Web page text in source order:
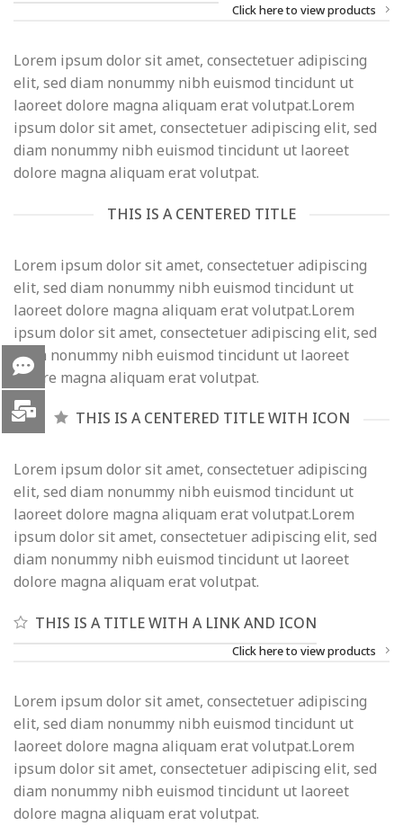
Click here to view products
Lorem ipsum dolor sit amet, consectetuer adipiscing
elit, sed diam nonummy nibh euismod tincidunt ut
laoreet dolore magna aliquam erat volutpat.Lorem
ipsum dolor sit amet, consectetuer adipiscing elit, sed
diam nonummy nibh euismod tincidunt ut laoreet
dolore magna aliquam erat volutpat.
THIS IS A CENTERED TITLE
Lorem ipsum dolor sit amet, consectetuer adipiscing
elit, sed diam nonummy nibh euismod tincidunt ut
laoreet dolore magna aliquam erat volutpat.Lorem
ipsum dolor sit amet, consectetuer adipiscing elit, sed
diam nonummy nibh euismod tincidunt ut laoreet
dolore magna aliquam erat volutpat.
THIS IS A CENTERED TITLE WITH ICON
Lorem ipsum dolor sit amet, consectetuer adipiscing
elit, sed diam nonummy nibh euismod tincidunt ut
laoreet dolore magna aliquam erat volutpat.Lorem
ipsum dolor sit amet, consectetuer adipiscing elit, sed
diam nonummy nibh euismod tincidunt ut laoreet
dolore magna aliquam erat volutpat.
THIS IS A TITLE WITH A LINK AND ICON
Click here to view products
Lorem ipsum dolor sit amet, consectetuer adipiscing
elit, sed diam nonummy nibh euismod tincidunt ut
laoreet dolore magna aliquam erat volutpat.Lorem
ipsum dolor sit amet, consectetuer adipiscing elit, sed
diam nonummy nibh euismod tincidunt ut laoreet
dolore magna aliquam erat volutpat.